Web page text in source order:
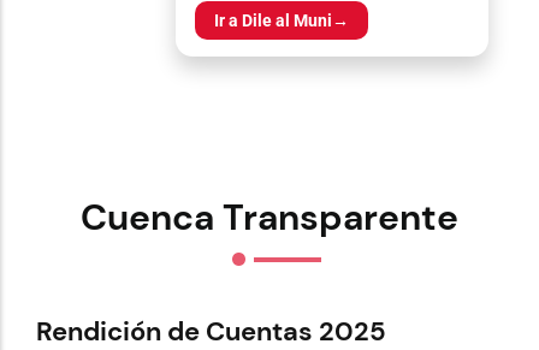
Ir a Dile al Muni→
Cuenca Transparente
Rendición de Cuentas 2025